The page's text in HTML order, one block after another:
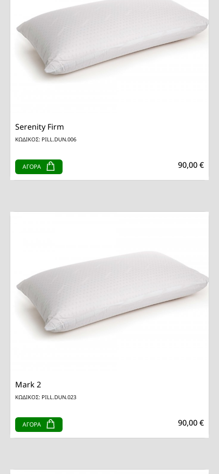
Serenity Firm
ΚΩΔΙΚΟΣ: PILL.DUN.006
ΑΓΟΡΑ 90,00 €
Mark 2
ΚΩΔΙΚΟΣ: PILL.DUN.023
ΑΓΟΡΑ 90,00 €